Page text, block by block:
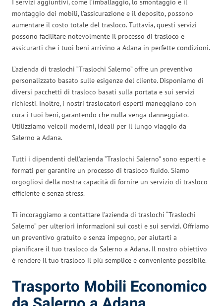
I servizi aggiuntivi, come l’imballaggio, lo smontaggio e il
montaggio dei mobili, l’assicurazione e il deposito, possono
aumentare il costo totale del trasloco. Tuttavia, questi servizi
possono facilitare notevolmente il processo di trasloco e
assicurarti che i tuoi beni arrivino a Adana in perfette condizioni.
L’azienda di traslochi “Traslochi Salerno” offre un preventivo
personalizzato basato sulle esigenze del cliente. Disponiamo di
diversi pacchetti di trasloco basati sulla portata e sui servizi
richiesti. Inoltre, i nostri traslocatori esperti maneggiano con
cura i tuoi beni, garantendo che nulla venga danneggiato.
Utilizziamo veicoli moderni, ideali per il lungo viaggio da
Salerno a Adana.
Tutti i dipendenti dell’azienda “Traslochi Salerno” sono esperti e
formati per garantire un processo di trasloco fluido. Siamo
orgogliosi della nostra capacità di fornire un servizio di trasloco
efficiente e senza stress.
Ti incoraggiamo a contattare l’azienda di traslochi “Traslochi
Salerno” per ulteriori informazioni sui costi e sui servizi. Offriamo
un preventivo gratuito e senza impegno, per aiutarti a
pianificare il tuo trasloco da Salerno a Adana. Il nostro obiettivo
è rendere il tuo trasloco il più semplice e conveniente possibile.
Trasporto Mobili Economico